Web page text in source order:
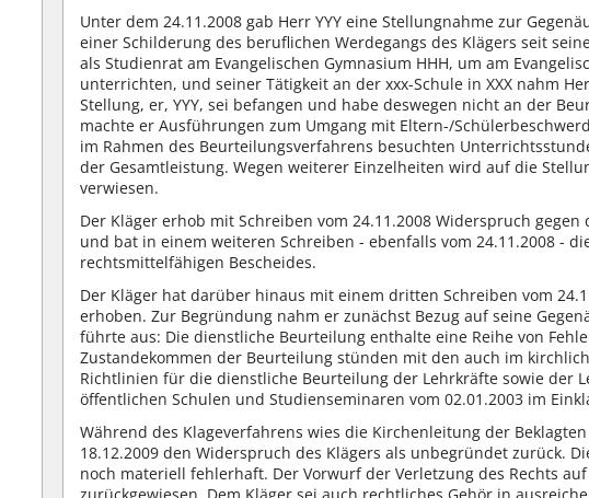
Unter dem 24.11.2008 gab Herr YYY eine Stellungnahme zur
einer Schilderung des beruflichen Werdegangs des Klägers seit
als Studienrat am Evangelischen Gymnasium HHH, um am
unterrichten, und seiner Tätigkeit an der xxx-Schule in XXX nahm
Stellung, er, YYY, sei befangen und habe deswegen nicht an der
machte er Ausführungen zum Umgang mit Eltern-/
im Rahmen des Beurteilungsverfahrens besuchten
der Gesamtleistung. Wegen weiterer Einzelheiten wird auf die
verwiesen.
Der Kläger erhob mit Schreiben vom 24.11.2008 Widerspruch
und bat in einem weiteren Schreiben - ebenfalls vom 24.11.2008 -
rechtsmittelfähigen Bescheides.
Der Kläger hat darüber hinaus mit einem dritten Schreiben vom
erhoben. Zur Begründung nahm er zunächst Bezug auf seine
führte aus: Die dienstliche Beurteilung enthalte eine Reihe von
Zustandekommen der Beurteilung stünden mit den auch im
Richtlinien für die dienstliche Beurteilung der Lehrkräfte sowie der
öffentlichen Schulen und Studienseminaren vom 02.01.2003 im
Während des Klageverfahrens wies die Kirchenleitung der
18.12.2009 den Widerspruch des Klägers als unbegründet zurück.
noch materiell fehlerhaft. Der Vorwurf der Verletzung des Rechts